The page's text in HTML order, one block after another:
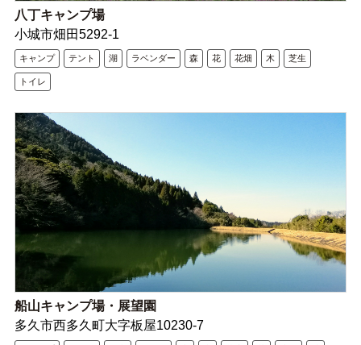
八丁キャンプ場
小城市畑田5292-1
キャンプ テント 湖 ラベンダー 森 花 花畑 木 芝生
トイレ
船山キャンプ場・展望園
多久市西多久町大字板屋10230-7